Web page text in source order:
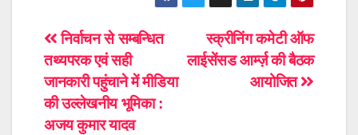
Post
navigation
स्क्रीनिंग कमेटी ऑफ
लाईसेंसड आर्म्ज़ की बैठक
आयोजित
निर्वाचन से सम्बन्धित
तथ्यपरक एवं सही
जानकारी पहुंचाने में मीडिया
की उल्लेखनीय भूमिका :
अजय कुमार यादव